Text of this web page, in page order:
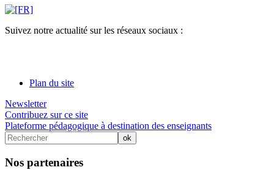
Suivez notre actualité sur les réseaux sociaux :
Plan du site
Newsletter
Contribuez sur ce site
Plateforme pédagogique à destination des enseignants
Nos partenaires